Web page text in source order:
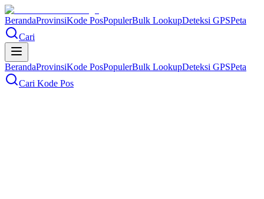
BerandaProvinsiKode PosPopulerBulk LookupDeteksi GPSPeta
Cari
BerandaProvinsiKode PosPopulerBulk LookupDeteksi GPSPeta
Cari Kode Pos